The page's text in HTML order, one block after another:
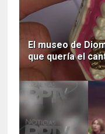
El museo de
que quería el